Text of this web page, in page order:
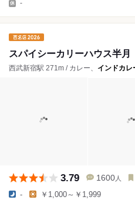
-
スパイシーカリーハウス半月
西武新宿駅 271m / カレー、 インドカレ
3.79 1600 人
- ￥1,000～￥1,999